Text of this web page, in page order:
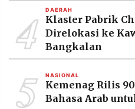
4 DAERAH
Klaster Pabrik
Direlokasi ke
Bangkalan
5 NASIONAL
Kemenag Rilis
Bahasa Arab